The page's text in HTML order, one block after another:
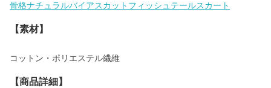
骨格ナチュラルバイアスカットフィッシュテールスカート
【素材】
コットン・ポリエステル繊維
【商品詳細】